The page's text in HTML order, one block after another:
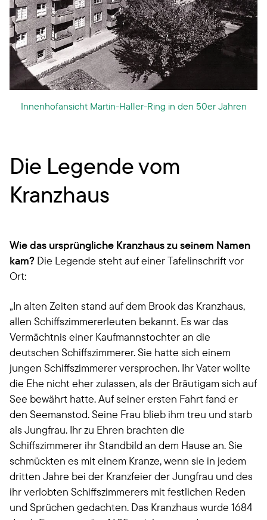
Innenhofansicht Martin-Haller-Ring in den 50er Jahren
Die Legende vom
Kranzhaus
Wie das ursprüngliche Kranzhaus zu seinem Namen
kam? Die Legende steht auf einer Tafelinschrift vor
Ort:
„In alten Zeiten stand auf dem Brook das Kranzhaus,
allen Schiffszimmererleuten bekannt. Es war das
Vermächtnis einer Kaufmannstochter an die
deutschen Schiffszimmerer. Sie hatte sich einem
jungen Schiffszimmerer versprochen. Ihr Vater wollte
die Ehe nicht eher zulassen, als der Bräutigam sich auf
See bewährt hatte. Auf seiner ersten Fahrt fand er
den Seemanstod. Seine Frau blieb ihm treu und starb
als Jungfrau. Ihr zu Ehren brachten die
Schiffszimmerer ihr Standbild an dem Hause an. Sie
schmückten es mit einem Kranze, wenn sie in jedem
dritten Jahre bei der Kranzfeier der Jungfrau und des
ihr verlobten Schiffszimmerers mit festlichen Reden
und Sprüchen gedachten. Das Kranzhaus wurde 1684